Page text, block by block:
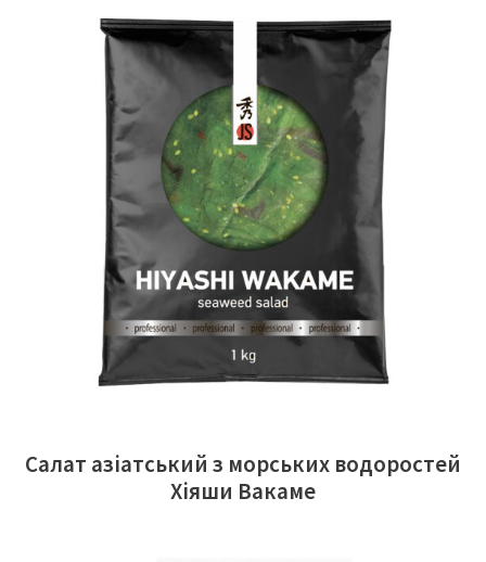
ЧИТАТИ ДАЛІ
Салат азіатський з морських водоростей
Хіяши Вакаме